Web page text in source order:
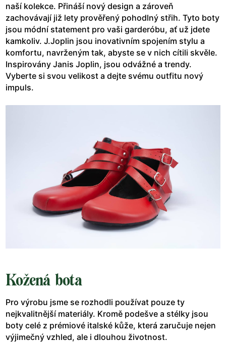
naší kolekce. Přináší nový design a zároveň
zachovávají již lety prověřený pohodlný střih. Tyto boty
jsou módní statement pro vaši garderóbu, ať už jdete
kamkoliv. J.Joplin jsou inovativním spojením stylu a
komfortu, navrženým tak, abyste se v nich cítili skvěle.
Inspirovány Janis Joplin, jsou odvážné a trendy.
Vyberte si svou velikost a dejte svému outfitu nový
impuls.
Kožená bota
Pro výrobu jsme se rozhodli používat pouze ty
nejkvalitnější materiály. Kromě podešve a stélky jsou
boty celé z prémiové italské kůže, která zaručuje nejen
výjimečný vzhled, ale i dlouhou životnost.